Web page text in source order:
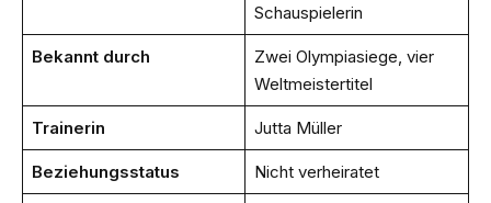
Schauspielerin
Bekannt durch
Zwei Olympiasiege, vier
Weltmeistertitel
Trainerin Jutta Müller
Beziehungsstatus Nicht verheiratet